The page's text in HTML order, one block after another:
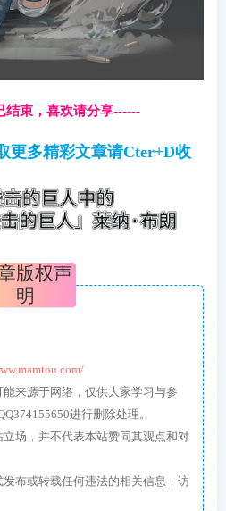
结束，喜欢请分享------
更多精彩文章请Cter+D收
版权声
明
来源于网络，仅供大家学习与参
进行删除处理。
场，并不代表本站赞同其观点和对
布或转载任何违法的相关信息，访